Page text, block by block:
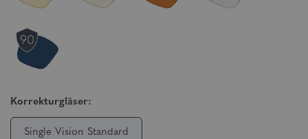
Korrekturgläser:
Single Vision Standard